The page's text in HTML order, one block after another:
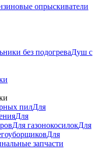
опрыскиватели
без подогреваДуш с
пилДля
Для
Для газонокосилокДля
Для
запчасти